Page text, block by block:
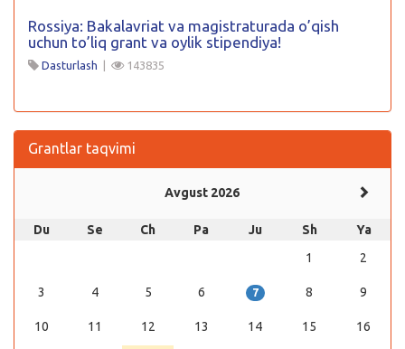
Rossiya: Bakalavriat va magistraturada o’qish
uchun to’liq grant va oylik stipendiya!
Dasturlash | 143835
Grantlar taqvimi
Avgust 2026
Du Se Ch Pa Ju Sh
Ya
1
2
3 4 5 6 7 8 9
10 11 12 13 14 15 16